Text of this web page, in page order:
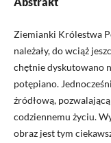
Ziemianki Królestwa
należały, do wciąż
chętnie dyskutowano
potępiano.
źródłową,
codziennemu życiu.
obraz jest tym